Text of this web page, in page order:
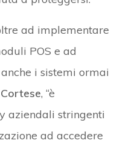
ad implementare
POS e ad
i sistemi ormai
Cortese, “è
aziendali stringenti
ad accedere